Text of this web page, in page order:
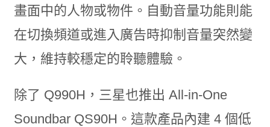
畫面中的人物或物件。自動音量功能則能
在切換頻道或進入廣告時抑制音量突然變
大，維持較穩定的聆聽體驗。
除了 Q990H，三星也推出 All-in-One
Soundbar QS90H。這款產品內建 4 個低